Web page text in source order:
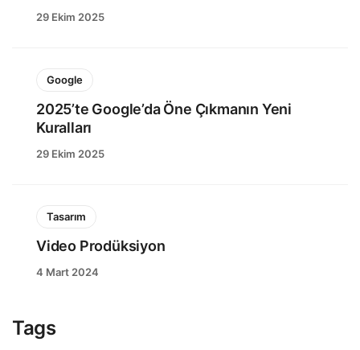
29 Ekim 2025
Google
2025’te Google’da Öne Çıkmanın Yeni
Kuralları
29 Ekim 2025
Tasarım
Video Prodüksiyon
4 Mart 2024
Tags